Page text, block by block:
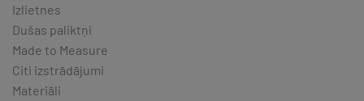
Izlietnes
Dušas paliktņi
Made to Measure
Citi izstrādājumi
Materiāli